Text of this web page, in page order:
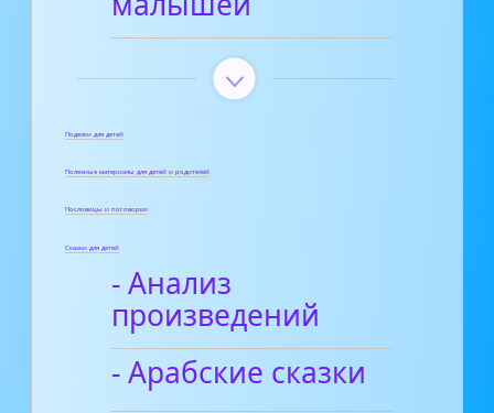
Поделки для детей
Полезные материалы для детей и родителей
Пословицы и поговорки
Сказки для детей
- Анализ
произведений
- Арабские сказки